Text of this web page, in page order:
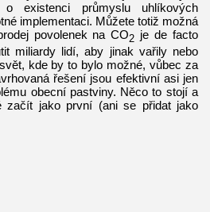
o existenci průmyslu uhlíkových
implementaci. Můžete totiž možná
povolenek na CO2 je de facto
miliardy lidí, aby jinak vařily nebo
kde by to bylo možné, vůbec za
řešení jsou efektivní asi jen
obecní pastviny. Něco to stojí a
začít jako první (ani se přidat jako